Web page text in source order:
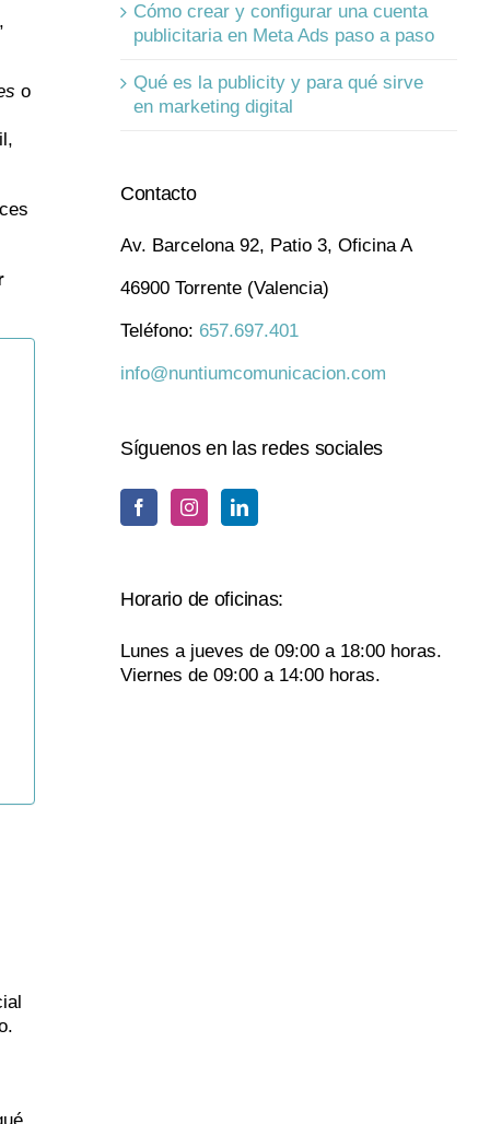
o
Cómo crear y configurar una cuenta
publicitaria en Meta Ads paso a paso
Qué es la publicity y para qué sirve
en marketing digital
Contacto
Av. Barcelona 92, Patio 3, Oficina A
46900 Torrente (Valencia)
Teléfono: 657.697.401
info@nuntiumcomunicacion.com
Síguenos en las redes sociales
Horario de oficinas:
Lunes a jueves de 09:00 a 18:00 horas.
Viernes de 09:00 a 14:00 horas.